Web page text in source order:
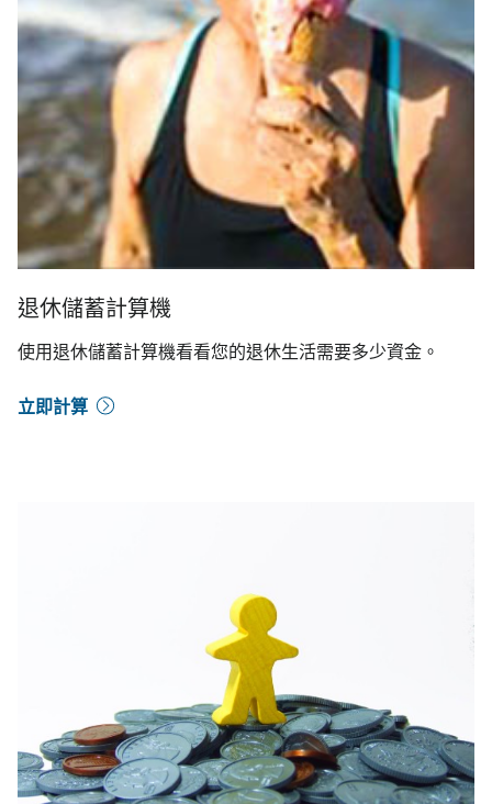
退休儲蓄計算機
使用退休儲蓄計算機看看您的退休生活需要多少資金。
立即計算